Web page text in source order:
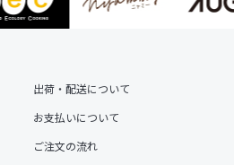
出荷・配送について
お支払いについて
ご注文の流れ